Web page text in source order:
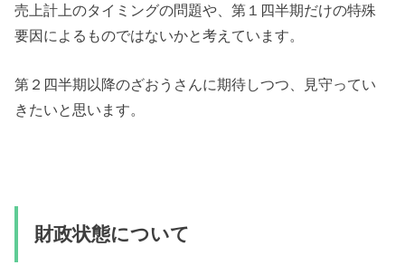
売上計上のタイミングの問題や、第１四半期だけの特殊
要因によるものではないかと考えています。
第２四半期以降のざおうさんに期待しつつ、見守ってい
きたいと思います。
財政状態について